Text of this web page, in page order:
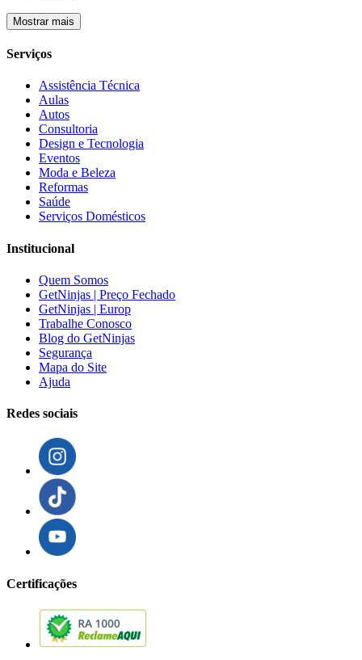
Mostrar mais
Serviços
Assistência Técnica
Aulas
Autos
Consultoria
Design e Tecnologia
Eventos
Moda e Beleza
Reformas
Saúde
Serviços Domésticos
Institucional
Quem Somos
GetNinjas | Preço Fechado
GetNinjas | Europ
Trabalhe Conosco
Blog do GetNinjas
Segurança
Mapa do Site
Ajuda
Redes sociais
Certificações